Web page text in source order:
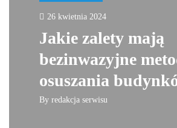
26 kwietnia 2024
Jakie zalety mają
bezinwazyjne
osuszania
By redakcja serwisu